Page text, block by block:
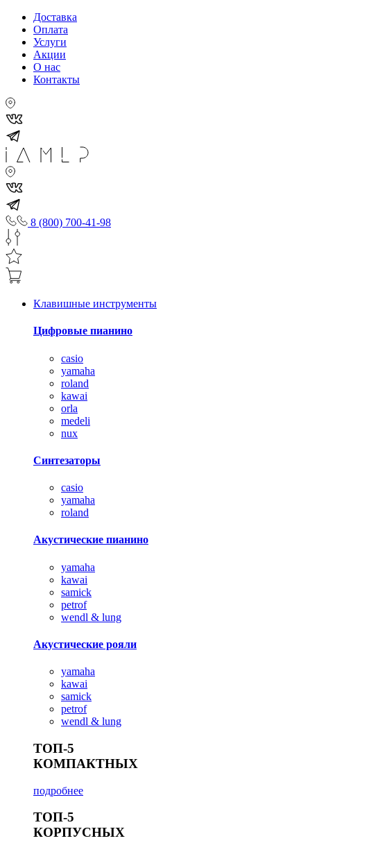
Доставка
Оплата
Услуги
Акции
О нас
Контакты
8 (800) 700-41-98
Клавишные инструменты
Цифровые пианино
casio
yamaha
roland
kawai
orla
medeli
nux
Синтезаторы
casio
yamaha
roland
Акустические пианино
yamaha
kawai
samick
petrof
wendl & lung
Акустические рояли
yamaha
kawai
samick
petrof
wendl & lung
ТОП-5
КОМПАКТНЫХ
подробнее
ТОП-5
КОРПУСНЫХ